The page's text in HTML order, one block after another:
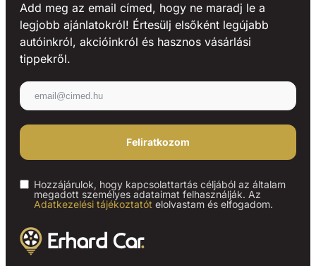
Add meg az email címed, hogy ne maradj le a
legjobb ajánlatokról! Értesülj elsőként legújabb
autóinkról, akcióinkról és hasznos vásárlási
tippekről.
Feliratkozom
Hozzájárulok, hogy kapcsolattartás céljából az általam
megadott személyes adataimat felhasználják. Az
Adatkezelési tájékoztatót elolvastam és elfogadom.